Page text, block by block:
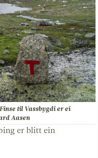
til Vassbygdi er ei
Aasen
er blitt ein